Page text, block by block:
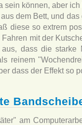
können, aber
dem Bett, und
diese so extrem
mit der
dass die
reinem
dass der Effekt so
am